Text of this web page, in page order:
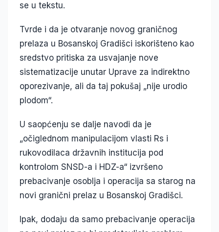
se u tekstu.
Tvrde i da je otvaranje novog graničnog
prelaza u Bosanskoj Gradišci iskorišteno kao
sredstvo pritiska za usvajanje nove
sistematizacije unutar Uprave za indirektno
oporezivanje, ali da taj pokušaj „nije urodio
plodom“.
U saopćenju se dalje navodi da je
„očiglednom manipulacijom vlasti Rs i
rukovodilaca državnih institucija pod
kontrolom SNSD-a i HDZ-a“ izvršeno
prebacivanje osoblja i operacija sa starog na
novi granični prelaz u Bosanskoj Gradišci.
Ipak, dodaju da samo prebacivanje operacija